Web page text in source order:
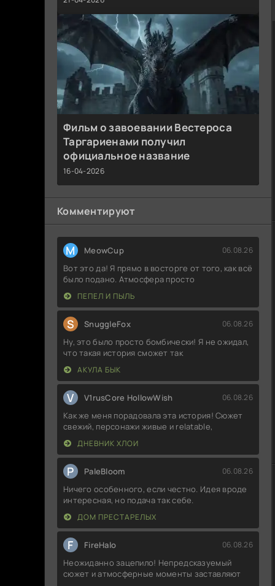
Фильм о завоевании Вестероса
Таргариенами получил
официальное название
16-04-2026
Комментируют
M MeowCup 06.08.26
Вот это да! Я прямо в восторге от того, как всё
было подано. Атмосфера просто
ПЕПЕЛ И ПЫЛЬ
S SnuggleFox 06.08.26
Ну, это было просто бомбически! Я не ожидал,
что такая история сможет так
АКУЛА БЫК
V V1rusCore HollowWish 06.08.26
Как же меня порадовала эта история! Сюжет
свежий, персонажи живые и relatable,
ДНЕВНИК ХЛОИ
P PaleBloom 06.08.26
Ничего особенного, если честно. Идея вроде
интересная, но подача так себе.
ДОМ ПРЕСТАРЕЛЫХ
F FireHalo 06.08.26
Неожиданно зацепило! Непредсказуемый
сюжет и атмосферные моменты заставляют